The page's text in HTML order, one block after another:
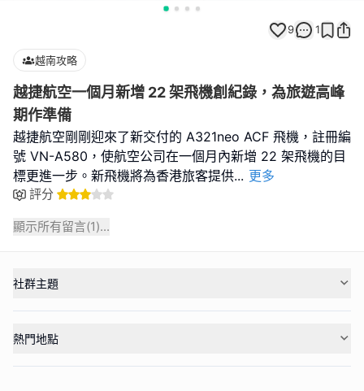
9 1
越南攻略
越捷航空一個月新增 22 架飛機創紀錄，為旅遊高峰
期作準備
越捷航空剛剛迎來了新交付的 A321neo ACF 飛機，註冊編
號 VN-A580，使航空公司在一個月內新增 22 架飛機的目
標更進一步。新飛機將為香港旅客提供... 更多
評分
顯示所有留言(1)...
社群主題
熱門地點